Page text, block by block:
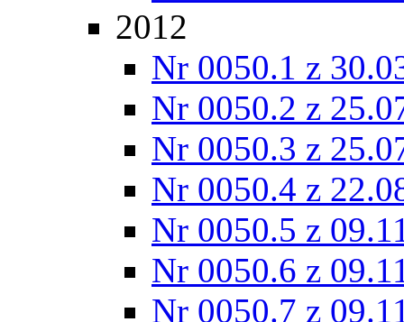
2012
Nr 0050.1 z
Nr 0050.2 z
Nr 0050.3 z
Nr 0050.4 z
Nr 0050.5 z
Nr 0050.6 z
Nr 0050.7 z